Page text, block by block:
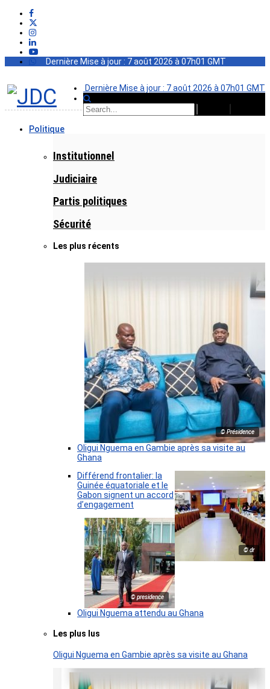
Dernière Mise à jour : 7 août 2026 à 07h01 GMT
Dernière Mise à jour : 7 août 2026 à 07h01 GMT
Politique
Institutionnel
Judiciaire
Partis politiques
Sécurité
Les plus récents
© Présidence
Oligui Nguema en Gambie après sa visite au
Ghana
© dr
Différend frontalier: la
Guinée équatoriale et le
Gabon signent un accord
d’engagement
© presidence
Oligui Nguema attendu au Ghana
Les plus lus
Oligui Nguema en Gambie après sa visite au Ghana